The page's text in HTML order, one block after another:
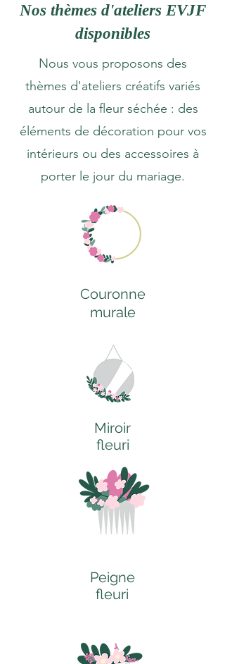
Nos thèmes d'ateliers EVJF
disponibles
Nous vous proposons des
thèmes d'ateliers créatifs variés
autour de la fleur séchée : des
éléments de décoration pour vos
intérieurs ou des accessoires à
porter le jour du mariage.
Couronne
murale
Miroir
fleuri
Peigne
fleuri